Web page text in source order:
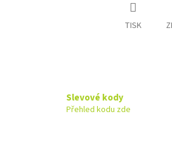
TISK
Slevové kody
Přehled kodu zde